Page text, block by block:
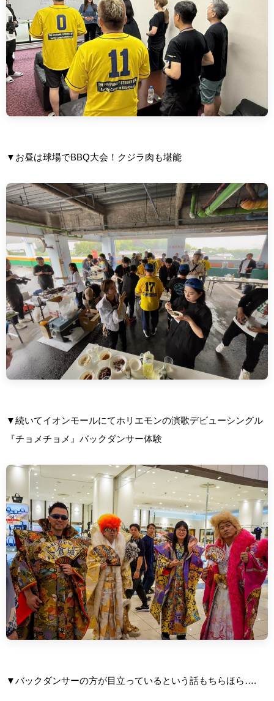
▼お昼は球場でBBQ大会！クジラ肉も堪能
▼続いてイオンモールにてホリエモンの演歌デビューシングル
『チョメチョメ』バックダンサー体験
▼バックダンサーの方が目立っているという話もちらほら….